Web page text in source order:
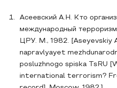
Асеевский А.Н. Кто
международный
ЦРУ. М., 1982. [Aseyevskiy
napravlyayet
posluzhnogo spiska TsRU
international terrorism?